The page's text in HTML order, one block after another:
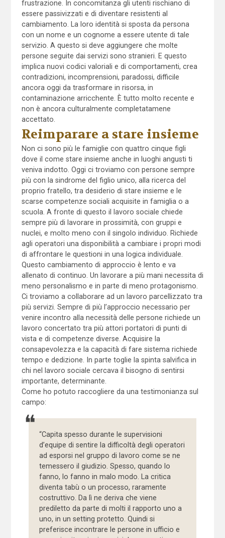
frustrazione. In concomitanza gli utenti rischiano di
essere passivizzati e di diventare resistenti al
cambiamento. La loro identità si sposta da persona
con un nome e un cognome a essere utente di tale
servizio. A questo si deve aggiungere che molte
persone seguite dai servizi sono stranieri. E questo
implica nuovi codici valoriali e di comportamenti, crea
contradizioni, incomprensioni, paradossi, difficile
ancora oggi da trasformare in risorsa, in
contaminazione arricchente. È tutto molto recente e
non è ancora culturalmente completatamene
accettato.
Reimparare a stare insieme
Non ci sono più le famiglie con quattro cinque figli
dove il come stare insieme anche in luoghi angusti ti
veniva indotto. Oggi ci troviamo con persone sempre
più con la sindrome del figlio unico, alla ricerca del
proprio fratello, tra desiderio di stare insieme e le
scarse competenze sociali acquisite in famiglia o a
scuola. A fronte di questo il lavoro sociale chiede
sempre più di lavorare in prossimità, con gruppi e
nuclei, e molto meno con il singolo individuo. Richiede
agli operatori una disponibilità a cambiare i propri modi
di affrontare le questioni in una logica individuale.
Questo cambiamento di approccio è lento e va
allenato di continuo. Un lavorare a più mani necessita di
meno personalismo e in parte di meno protagonismo.
Ci troviamo a collaborare ad un lavoro parcellizzato tra
più servizi. Sempre di più l’approccio necessario per
venire incontro alla necessità delle persone richiede un
lavoro concertato tra più attori portatori di punti di
vista e di competenze diverse. Acquisire la
consapevolezza e la capacità di fare sistema richiede
tempo e dedizione. In parte toglie la spinta salvifica in
chi nel lavoro sociale cercava il bisogno di sentirsi
importante, determinante.
Come ho potuto raccogliere da una testimonianza sul
campo:
“Capita spesso durante le supervisioni
d’equipe di sentire la difficoltà degli operatori
ad esporsi nel gruppo di lavoro come se ne
temessero il giudizio. Spesso, quando lo
fanno, lo fanno in malo modo. La critica
diventa tabù o un processo, raramente
costruttivo. Da lì ne deriva che viene
prediletto da parte di molti il rapporto uno a
uno, in un setting protetto. Quindi si
preferisce incontrare le persone in ufficio e